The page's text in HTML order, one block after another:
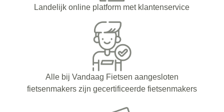
Landelijk online platform met klantenservice
Alle bij Vandaag Fietsen aangesloten
fietsenmakers zijn gecertificeerde fietsenmakers